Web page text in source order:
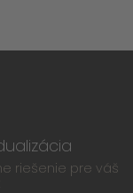
riešenie pre váš